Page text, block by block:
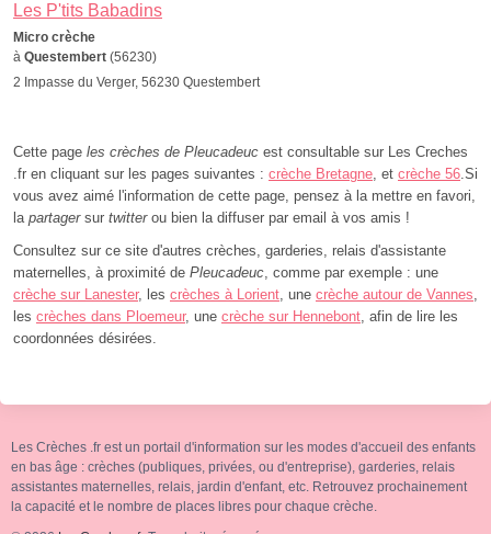
Les P'tits Babadins
Micro crèche
à Questembert (56230)
2 Impasse du Verger, 56230 Questembert
Cette page les crèches de Pleucadeuc est consultable sur Les Creches
.fr en cliquant sur les pages suivantes : crèche Bretagne, et crèche 56.Si
vous avez aimé l'information de cette page, pensez à la mettre en favori,
la partagersur twitterou bien la diffuser par email à vos amis !
Consultez sur ce site d'autres crèches, garderies, relais d'assistante
maternelles, à proximité de Pleucadeuc, comme par exemple : une
crèche sur Lanester, les crèches à Lorient, une crèche autour de Vannes,
les crèches dans Ploemeur, une crèche sur Hennebont, afin de lire les
coordonnées désirées.
Les Crèches .fr est un portail d'information sur les modes d'accueil des enfants
en bas âge : crèches (publiques, privées, ou d'entreprise), garderies, relais
assistantes maternelles, relais, jardin d'enfant, etc. Retrouvez prochainement
la capacité et le nombre de places libres pour chaque crèche.